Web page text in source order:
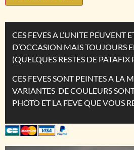
CES FEVES A L’UNITE PEUVENT
D’OCCASION MAIS TOUJOURS
(QUELQUES RESTES DE PATAFIX
CES FEVES SONT PEINTES A LA
VARIANTES DE COULEURS
PHOTO ET LA FEVE QUE VOUS